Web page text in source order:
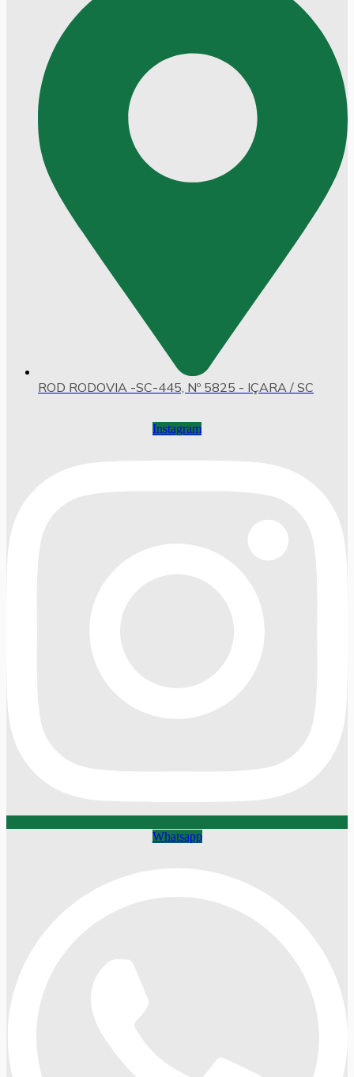
ROD RODOVIA -SC-445, Nº 5825 - IÇARA / SC
Instagram
Whatsapp